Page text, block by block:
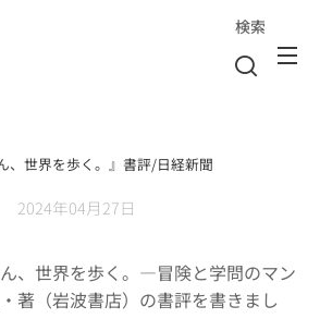
検索
、世界を歩く。』書評/日経新聞
2024年04月27日
、世界を歩く。—冒険と学問のマン
著（岩波書店）の書評を書きまし